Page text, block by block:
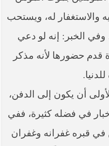
في العراق
المرجعية الدينية العليا
الشيخ عبد المهدي
مناطق واسعة في محافظتي
أنها تستهدف بقية
السيد السيستاني -دام ظلّه
والاستغفار له، ويستحب
وفي الخبر: إنه لو دعي
قدم حضورها لأنه مذكر
أن يكون إلى الدفن،
في فضله كثيرة، ففي
قبره غفرانه وغفران